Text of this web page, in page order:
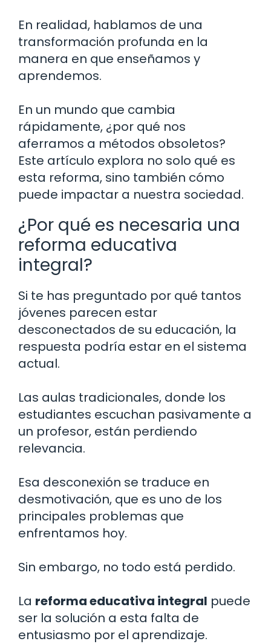
En realidad, hablamos de una
transformación profunda en la
manera en que enseñamos y
aprendemos.
En un mundo que cambia
rápidamente, ¿por qué nos
aferramos a métodos obsoletos?
Este artículo explora no solo qué es
esta reforma, sino también cómo
puede impactar a nuestra sociedad.
¿Por qué es necesaria una
reforma educativa
integral?
Si te has preguntado por qué tantos
jóvenes parecen estar
desconectados de su educación, la
respuesta podría estar en el sistema
actual.
Las aulas tradicionales, donde los
estudiantes escuchan pasivamente a
un profesor, están perdiendo
relevancia.
Esa desconexión se traduce en
desmotivación, que es uno de los
principales problemas que
enfrentamos hoy.
Sin embargo, no todo está perdido.
La reforma educativa integral puede
ser la solución a esta falta de
entusiasmo por el aprendizaje.